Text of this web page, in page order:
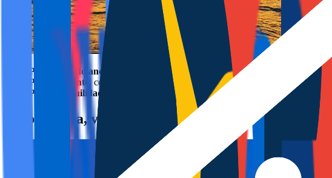
Para ir a todo andando
: zona céntrica y paseo.
Para ambiente : cerca de zonas con ocio nocturno.
Para tranquilidad
: áreas algo más alejadas del núcleo.
Calpe: playa, vistas y planes en familia